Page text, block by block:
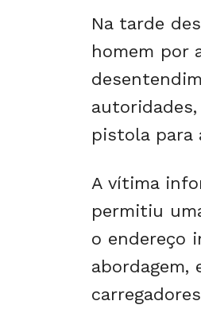
Na tarde
homem por
pistola para
A vítima
permitiu
o endereço
abordagem,